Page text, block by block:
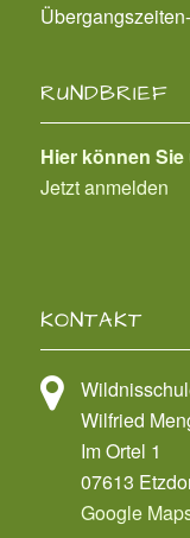
RUNDBRIEF
Hier können
Jetzt anmelden
KONTAKT
Wilfried
Im Ortel 1
07613
Google